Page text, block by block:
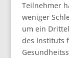
Teilnehmer
weniger
um ein
des Instituts